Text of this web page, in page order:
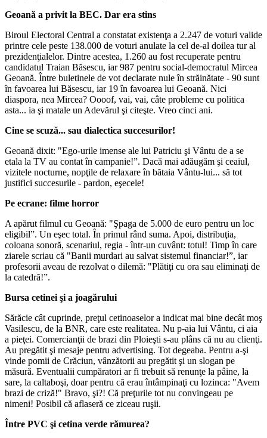
Geoană a privit la BEC. Dar era stins
Biroul Electoral Central a constatat existenţa a 2.247 de voturi valide
printre cele peste 138.000 de voturi anulate la cel de-al doilea tur al
prezidenţialelor. Dintre acestea, 1.260 au fost recuperate pentru
candidatul Traian Băsescu, iar 987 pentru social-democratul Mircea
Geoană. Între buletinele de vot declarate nule în străinătate - 90 sunt
în favoarea lui Băsescu, iar 19 în favoarea lui Geoană. Nici
diaspora, nea Mircea? Oooof, vai, vai, câte probleme cu politica
asta... ia şi matale un Adevărul şi citeşte. Vreo cinci ani.
Cine se scuză... sau dialectica succesurilor!
Geoană dixit: "Ego-urile imense ale lui Patriciu şi Vântu de a se
etala la TV au contat în campanie!”. Dacă mai adăugăm şi ceaiul,
vizitele nocturne, nopţile de relaxare în bătaia Vântu-lui... să tot
justifici succesurile - pardon, eşecele!
Pe ecrane: filme horror
A apărut filmul cu Geoană: "Şpaga de 5.000 de euro pentru un loc
eligibil”. Un eşec total. În primul rând suma. Apoi, distribuţia,
coloana sonoră, scenariul, regia - într-un cuvânt: totul! Timp în care
ziarele scriau că "Banii murdari au salvat sistemul financiar!”, iar
profesorii aveau de rezolvat o dilemă: "Plătiţi cu ora sau eliminaţi de
la catedră!”.
Bursa cetinei şi a joagărului
Sărăcie cât cuprinde, preţul cetinoaselor a indicat mai bine decât moş
Vasilescu, de la BNR, care este realitatea. Nu p-aia lui Vântu, ci aia
a pieţei. Comercianţii de brazi din Ploieşti s-au plâns că nu au clienţi.
Au pregătit şi mesaje pentru advertising. Tot degeaba. Pentru a-şi
vinde pomii de Crăciun, vânzătorii au pregătit şi un slogan pe
măsură. Eventualii cumpăratori ar fi trebuit să renunţe la pâine, la
sare, la caltaboşi, doar pentru că erau întâmpinaţi cu lozinca: "Avem
brazi de criză!" Bravo, şi?! Că preţurile tot nu convingeau pe
nimeni! Posibil că aflaseră ce ziceau ruşii.
Între PVC şi cetina verde rămurea?